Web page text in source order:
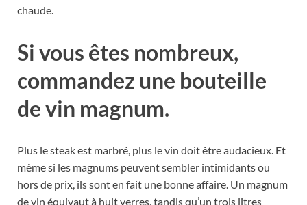
chaude.
Si vous êtes nombreux,
commandez une bouteille
de vin magnum.
Plus le steak est marbré, plus le vin doit être audacieux. Et
même si les magnums peuvent sembler intimidants ou
hors de prix, ils sont en fait une bonne affaire. Un magnum
de vin équivaut à huit verres, tandis qu’un trois litres